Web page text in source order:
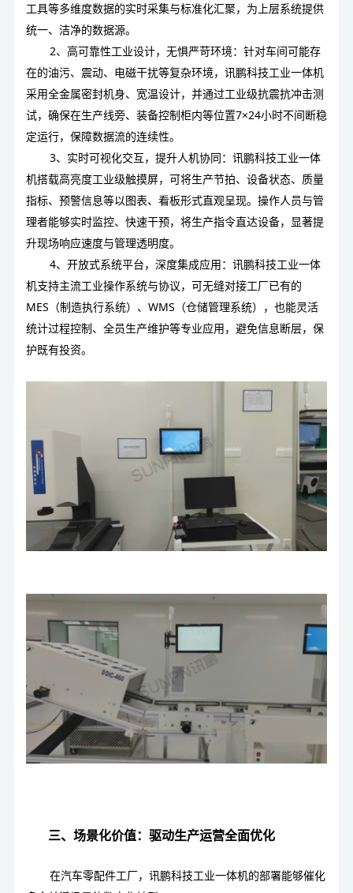
工具等多维度数据的实时采集与标准化汇聚，为上层系统提供
统一、洁净的数据源。
2、高可靠性工业设计，无惧严苛环境： 针对车间可能存
在的油污、震动、电磁干扰等复杂环境， 讯鹏科技工业一体机
采用全金属密封机身、宽温设计，并通过工业级抗震抗冲击测
试，确保在生产线旁、装备控制柜内等位置7×24小时不间断稳
定运行，保障数据流的连续性。
3、实时可视化交互，提升人机协同： 讯鹏科技工业一体
机搭载高亮度工业级触摸屏，可将生产节拍、设备状态、质量
指标、预警信息等以图表、看板形式直观呈现。操作人员与管
理者能够实时监控、快速干预，将生产指令直达设备，显著提
升现场响应速度与管理透明度。
4、开放式系统平台，深度集成应用： 讯鹏科技工业一体
机支持主流工业操作系统与协议，可无缝对接工厂已有的
MES（制造执行系统）、WMS（仓储管理系统），也能灵活
统计过程控制、全员生产维护等专业应用，避免信息断层，保
护既有投资。
三、场景化价值：驱动生产运营全面优化
在汽车零配件工厂， 讯鹏科技工业一体机的部署能够催化